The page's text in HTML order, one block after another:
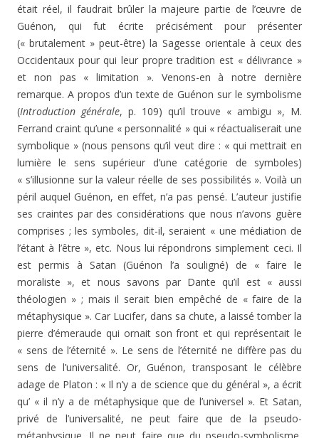
était réel, il faudrait brûler la majeure partie de l’œuvre de
Guénon, qui fut écrite précisément pour présenter
(« brutalement » peut-être) la Sagesse orientale à ceux des
Occidentaux pour qui leur propre tradition est « délivrance »
et non pas « limitation ». Venons-en à notre dernière
remarque. A propos d’un texte de Guénon sur le symbolisme
(Introduction générale, p. 109) qu’il trouve « ambigu », M.
Ferrand craint qu’une « personnalité » qui « réactualiserait une
symbolique » (nous pensons qu’il veut dire : « qui mettrait en
lumière le sens supérieur d’une catégorie de symboles)
« s’illusionne sur la valeur réelle de ses possibilités ». Voilà un
péril auquel Guénon, en effet, n’a pas pensé. L’auteur justifie
ses craintes par des considérations que nous n’avons guère
comprises ; les symboles, dit-il, seraient « une médiation de
l’étant à l’être », etc. Nous lui répondrons simplement ceci. Il
est permis à Satan (Guénon l’a souligné) de « faire le
moraliste », et nous savons par Dante qu’il est « aussi
théologien » ; mais il serait bien empêché de « faire de la
métaphysique ». Car Lucifer, dans sa chute, a laissé tomber la
pierre d’émeraude qui ornait son front et qui représentait le
« sens de l’éternité ». Le sens de l’éternité ne diffère pas du
sens de l’universalité. Or, Guénon, transposant le célèbre
adage de Platon : « Il n’y a de science que du général », a écrit
qu’ « il n’y a de métaphysique que de l’universel ». Et Satan,
privé de l’universalité, ne peut faire que de la pseudo-